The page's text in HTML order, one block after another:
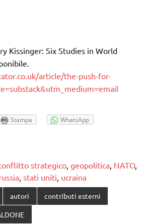
Kissinger: Six Studies in World
article/the-push-for-
Stampa
WhatsApp
strategico geopolitica NATO,
stati uniti ucraina
autori contributi esterni